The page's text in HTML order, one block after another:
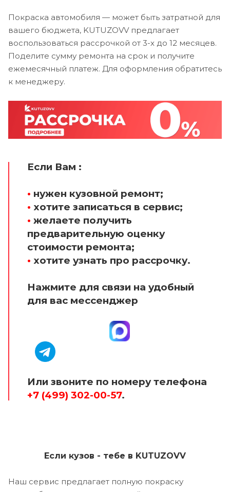
Покраска автомобиля — может быть затратной для
вашего бюджета, KUTUZOVV предлагает
воспользоваться рассрочкой от 3-х до 12 месяцев.
Поделите сумму ремонта на срок и получите
ежемесячный платеж. Для оформления обратитесь
к менеджеру.
Если Вам :
• нужен кузовной ремонт;
• хотите записаться в сервис;
• желаете получить
предварительную оценку
стоимости ремонта;
• хотите узнать про рассрочку.
Нажмите для связи на удобный
для вас мессенджер
Или звоните по номеру телефона
+7 (499) 302-00-57.
Если кузов - тебе в KUTUZOVV
Наш сервис предлагает полную покраску